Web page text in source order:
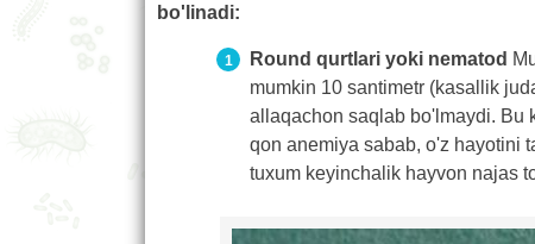
bo'linadi:
Round qurtlari yoki nematod
mumkin 10 santimetr (kasallik
allaqachon saqlab bo'lmaydi. Bu
qon anemiya sabab, o'z hayotini
tuxum keyinchalik hayvon najas